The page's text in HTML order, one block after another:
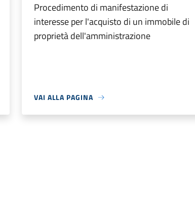
Procedimento di manifestazione di
interesse per l'acquisto di un immobile di
proprietà dell'amministrazione
VAI ALLA PAGINA